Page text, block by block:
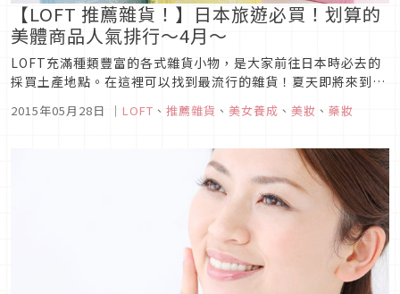
【LOFT 推薦雜貨！】日本旅遊必買！划算的
美體商品人氣排行～4月～
LOFT充滿種類豐富的各式雜貨小物，是大家前往日本時必去的
採買土產地點。在這裡可以找到最流行的雜貨！夏天即將來到，
大家還是會在意那些美體產品吧。這次，我們要介紹現在日本
2015年05月28日 ｜ LOFT 、 推薦雜貨 、 美女養成 、 美妝 、 藥妝